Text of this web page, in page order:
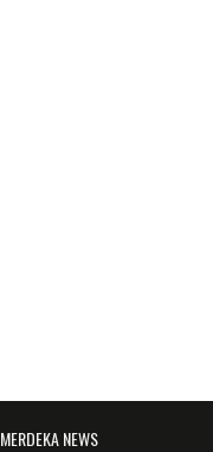
MERDEKA NEWS